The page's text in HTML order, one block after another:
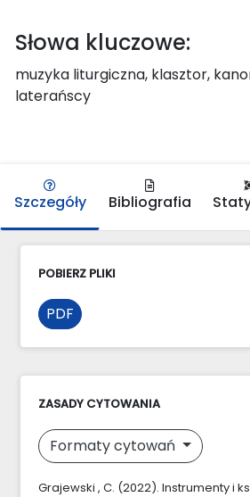
Słowa kluczowe:
muzyka liturgiczna, klasztor,
laterańscy
Szczegóły Bibliografia
POBIERZ PLIKI
PDF
ZASADY CYTOWANIA
Formaty cytowań
Grajewski , C. (2022). Instrumenty i